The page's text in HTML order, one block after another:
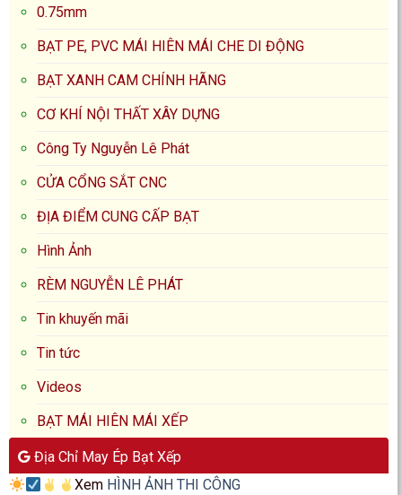
0.75mm
BẠT PE, PVC MÁI HIÊN MÁI CHE DI ĐỘNG
BẠT XANH CAM CHÍNH HÃNG
CƠ KHÍ NỘI THẤT XÂY DỰNG
Công Ty Nguyễn Lê Phát
CỬA CỔNG SẮT CNC
ĐỊA ĐIỂM CUNG CẤP BẠT
Hình Ảnh
RÈM NGUYỄN LÊ PHÁT
Tin khuyến mãi
Tin tức
Videos
BẠT MÁI HIÊN MÁI XẾP
Địa Chỉ May Ép Bạt Xếp
Xem HÌNH ẢNH THI CÔNG